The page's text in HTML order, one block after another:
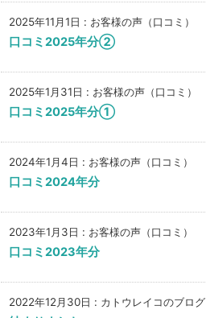
2025年11月1日 : お客様の声（口コミ）
口コミ2025年分②
2025年1月31日 : お客様の声（口コミ）
口コミ2025年分①
2024年1月4日 : お客様の声（口コミ）
口コミ2024年分
2023年1月3日 : お客様の声（口コミ）
口コミ2023年分
2022年12月30日 : カトウレイコのブログ